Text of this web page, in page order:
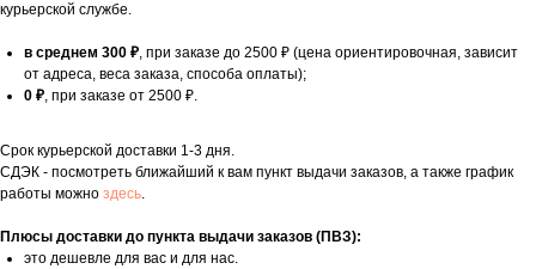
курьерской службе.
в среднем 300 ₽, при заказе до 2500 ₽ (цена ориентировочная, зависит
от адреса, веса заказа, способа оплаты);
0 ₽, при заказе от 2500 ₽.
Срок курьерской доставки 1-3 дня.
СДЭК - посмотреть ближайший к вам пункт выдачи заказов, а также график
работы можно здесь.
Плюсы доставки до пункта выдачи заказов (ПВЗ):
это дешевле для вас и для нас.